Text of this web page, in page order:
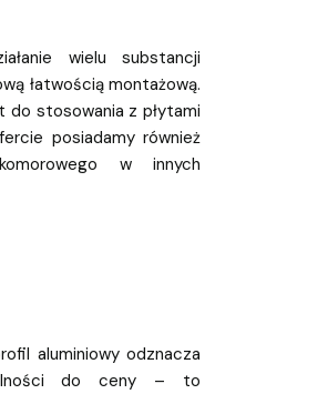
wielu substancji
łatwością montażową.
do stosowania z płytami
posiadamy również
w innych
aluminiowy odznacza
do ceny – to